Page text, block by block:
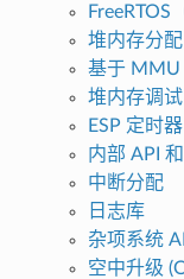
FreeRTOS
堆内存分配
基于 MMU
堆内存调试
ESP 定时
内部 API
中断分配
日志库
杂项系统
空中升级